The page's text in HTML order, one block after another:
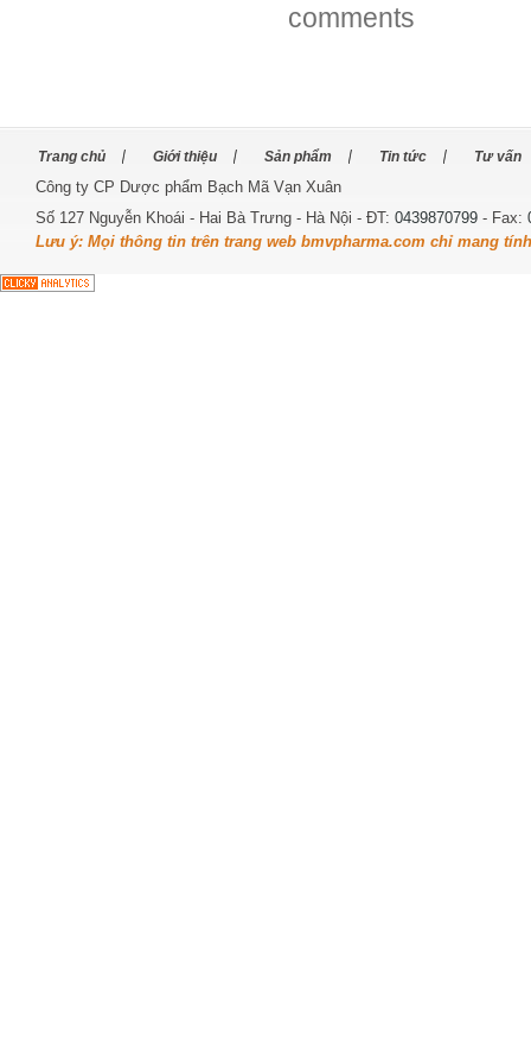
comments
Trang chủ Giới thiệu Sản phẩm Tin tức Tư vấn
Công ty CP Dược phẩm Bạch Mã Vạn Xuân
Số 127 Nguyễn Khoái - Hai Bà Trưng - Hà Nội - ĐT: 0439870799 - Fax:
Lưu ý: Mọi thông tin trên trang web bmvpharma.com chỉ mang